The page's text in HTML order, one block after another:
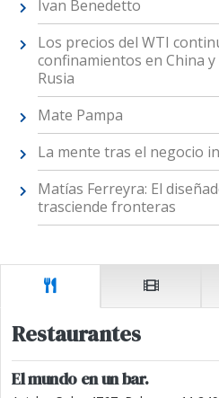
Ivan Benedetto
Los precios del WTI
confinamientos en China
Rusia
Mate Pampa
La mente tras el negocio
Matías Ferreyra: El
trasciende fronteras
Restaurantes
El mundo en un bar.